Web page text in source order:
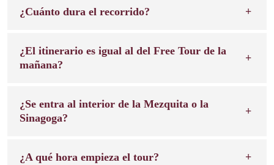
¿Cuánto dura el recorrido?
¿El itinerario es igual al del Free Tour de la
mañana?
¿Se entra al interior de la Mezquita o la
Sinagoga?
¿A qué hora empieza el tour?